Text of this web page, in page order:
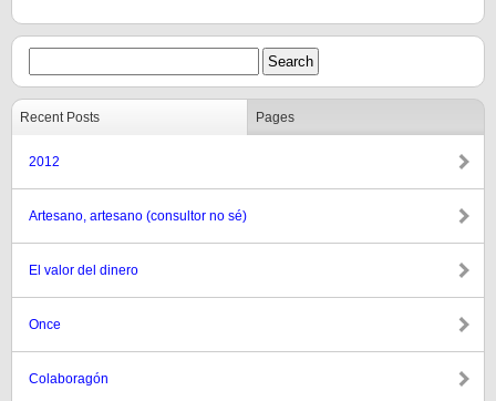
Recent Posts Pages
2012
Artesano, artesano (consultor no sé)
El valor del dinero
Once
Colaboragón